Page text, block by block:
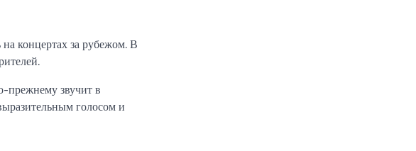
концертах за рубежом. В
прежнему звучит в
голосом и